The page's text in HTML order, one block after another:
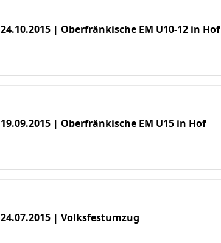
24.10.2015 | Oberfränkische EM U10-12 in Hof
19.09.2015 | Oberfränkische EM U15 in Hof
24.07.2015 | Volksfestumzug